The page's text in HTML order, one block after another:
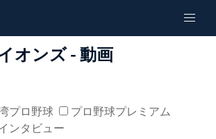
オンズ - 動画
プロ野球
プロ野球プレミアム
ンタビュー